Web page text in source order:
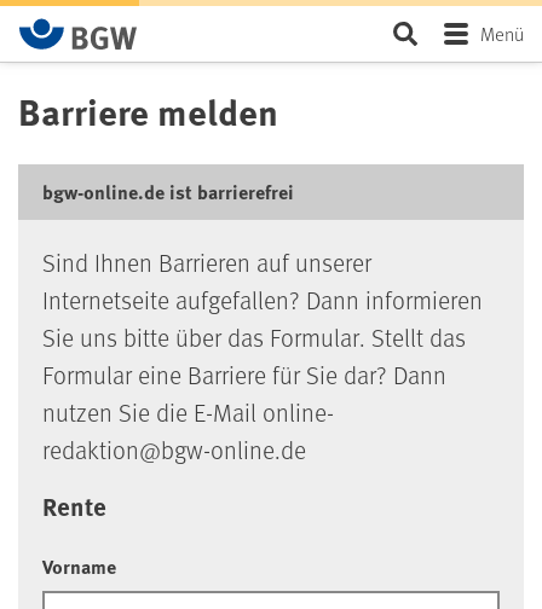
Zum Hauptinhalt springen SeiteMenü
Barriere melden
bgw-online.de ist barrierefrei
Sind Ihnen Barrieren auf unserer
Internetseite aufgefallen? Dann informieren
Sie uns bitte über das Formular. Stellt das
Formular eine Barriere für Sie dar? Dann
nutzen Sie die E-Mail online-
redaktion@bgw-online.de
Rente
Vorname